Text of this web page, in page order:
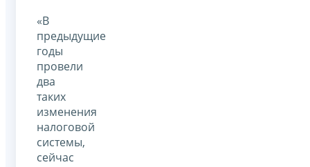
«В
предыдущие
годы
провели
два
таких
изменения
налоговой
системы,
сейчас